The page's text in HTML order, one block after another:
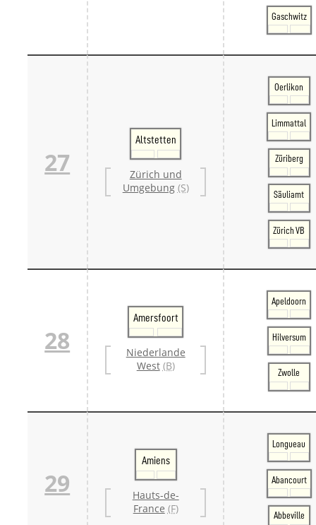
Gaschwitz
27
Altstetten
Zürich und
Umgebung (S)
Oerlikon
Limmattal
Züriberg
Säuliamt
Zürich VB
28
Amersfoort
Niederlande
West (B)
Apeldoorn
Hilversum
Zwolle
29
Amiens
Hauts-de-
France (F)
Longueau
Abancourt
Abbeville